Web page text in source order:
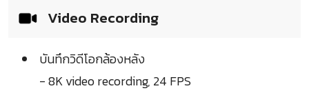
Video Recording
บันทึกวิดีโอกล้องหลัง
- 8K video recording, 24 FPS